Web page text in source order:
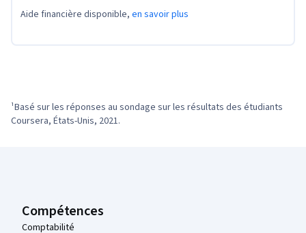
Aide financière disponible, en savoir plus
¹Basé sur les réponses au sondage sur les résultats des étudiants
Coursera, États-Unis, 2021.
Compétences
Comptabilité